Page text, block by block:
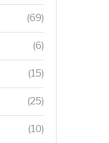
(69)
(6)
(15)
(25)
(10)